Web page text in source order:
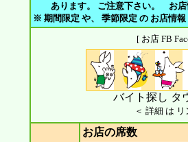
あります。 ご注意下さい。 お店情
※ 期間限定 や、 季節限定 の お店情
[ お店 FB
バイト探し タ
＜ 詳細 は
お店の席数